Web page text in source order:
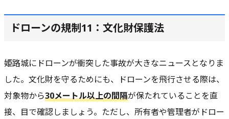
ドローンの規制11：文化財保護法
姫路城にドローンが衝突した事故が大きなニュースとなりま
した。文化財を守るためにも、ドローンを飛行させる際は、
対象物から30メートル以上の間隔が保たれていることを直
接、目で確認しましょう。ただし、所有者や管理者がドロー